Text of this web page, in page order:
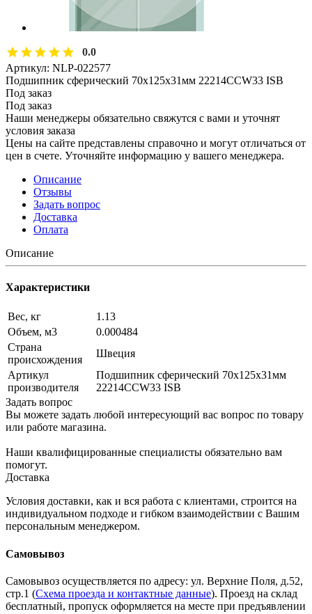
0.0
Артикул: NLP-022577
Подшипник сферический 70х125х31мм 22214CCW33 ISB
Под заказ
Под заказ
Наши менеджеры обязательно свяжутся с вами и уточнят
условия заказа
Цены на сайте представлены справочно и могут отличаться от
цен в счете. Уточняйте информацию у вашего менеджера.
Описание
Отзывы
Задать вопрос
Доставка
Оплата
Описание
Характеристики
Вес, кг
1.13
Объем, м3
0.000484
Страна
происхождения
Швеция
Артикул
производителя
Подшипник сферический 70х125х31мм
22214CCW33 ISB
Задать вопрос
Вы можете задать любой интересующий вас вопрос по товару
или работе магазина.
Наши квалифицированные специалисты обязательно вам
помогут.
Доставка
Условия доставки, как и вся работа с клиентами, строится на
индивидуальном подходе и гибком взаимодействии с Вашим
персональным менеджером.
Самовывоз
Самовывоз осуществляется по адресу: ул. Верхние Поля, д.52,
стр.1 (Схема проезда и контактные данные). Проезд на склад
бесплатный, пропуск оформляется на месте при предъявлении